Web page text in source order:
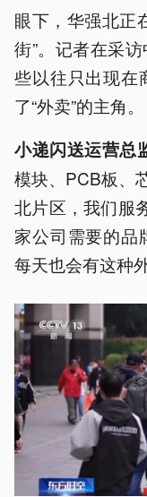
眼下，华强北正
街”。记者在采
些以往只出现在
了“外卖”的主角。
小递闪送运营总
模块、PCB板、
北片区，我们服
家公司需要的品
每天也会有这种